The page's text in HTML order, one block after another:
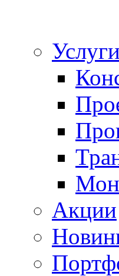
Услуги
Акции